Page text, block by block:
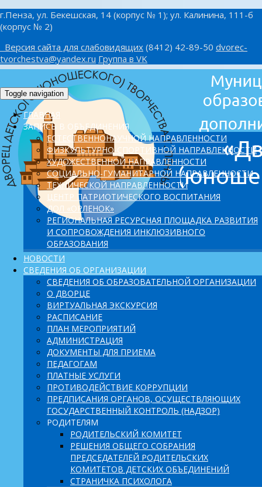
г.Пенза, ул. Бекешская, 14 (корпус № 1); ул. Калинина, 111-б
(корпус № 2)
Версия сайта для слабовидящих (8412) 42-89-50 dvorec-
tvorchestva@yandex.ru Группа в VK
Toggle navigation
ГЛАВНАЯ
ЗАПИСЬ В ОБЪЕДИНЕНИЯ
ЕСТЕСТВЕННОНАУЧНОЙ НАПРАВЛЕННОСТИ
ФИЗКУЛЬТУРНО-СПОРТИВНОЙ НАПРАВЛЕННОСТИ
ХУДОЖЕСТВЕННОЙ НАПРАВЛЕННОСТИ
СОЦИАЛЬНО-ГУМАНИТАРНОЙ НАПРАВЛЕННОСТИ
ТЕХНИЧЕСКОЙ НАПРАВЛЕННОСТИ
ЦЕНТР ПАТРИОТИЧЕСКОГО ВОСПИТАНИЯ
ДОЛ «ОРЛЕНОК»
PЕГИОНАЛЬНАЯ РЕСУРСНАЯ ПЛОЩАДКА РАЗВИТИЯ
И СОПРОВОЖДЕНИЯ ИНКЛЮЗИВНОГО
ОБРАЗОВАНИЯ
НОВОСТИ
СВЕДЕНИЯ ОБ ОРГАНИЗАЦИИ
СВЕДЕНИЯ ОБ ОБРАЗОВАТЕЛЬНОЙ ОРГАНИЗАЦИИ
О ДВОРЦЕ
ВИРТУАЛЬНАЯ ЭКСКУРСИЯ
РАСПИСАНИЕ
ПЛАН МЕРОПРИЯТИЙ
АДМИНИСТРАЦИЯ
ДОКУМЕНТЫ ДЛЯ ПРИЕМА
ПЕДАГОГАМ
ПЛАТНЫЕ УСЛУГИ
ПРОТИВОДЕЙСТВИЕ КОРРУПЦИИ
ПРЕДПИСАНИЯ ОРГАНОВ, ОСУЩЕСТВЛЯЮЩИХ
ГОСУДАРСТВЕННЫЙ КОНТРОЛЬ (НАДЗОР)
РОДИТЕЛЯМ
РОДИТЕЛЬСКИЙ КОМИТЕТ
РЕШЕНИЯ ОБЩЕГО СОБРАНИЯ
ПРЕДСЕДАТЕЛЕЙ РОДИТЕЛЬСКИХ
КОМИТЕТОВ ДЕТСКИХ ОБЪЕДИНЕНИЙ
СТРАНИЧКА ПСИХОЛОГА